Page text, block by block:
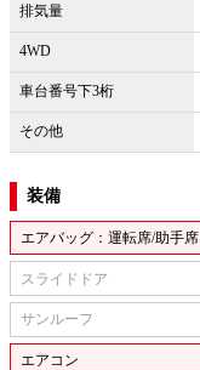
排気量
4WD
車台番号下3桁
その他
装備
エアバッグ：運転席/助手席
スライドドア
サンルーフ
エアコン